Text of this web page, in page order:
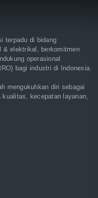
terpadu di bidang
& elektrikal, berkomitmen
operasional
bagi industri di Indonesia.
mengukuhkan diri sebagai
kecepatan layanan,